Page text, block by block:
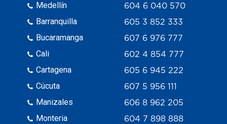
Medellín
Barranquilla
Bucaramanga
Cali
Cartagena
Cúcuta
Manizales
Monteria
604 6 040 570
605 3 852 333
607 6 976 777
602 4 854 777
605 6 945 222
607 5 956 111
606 8 962 205
604 7 898 888